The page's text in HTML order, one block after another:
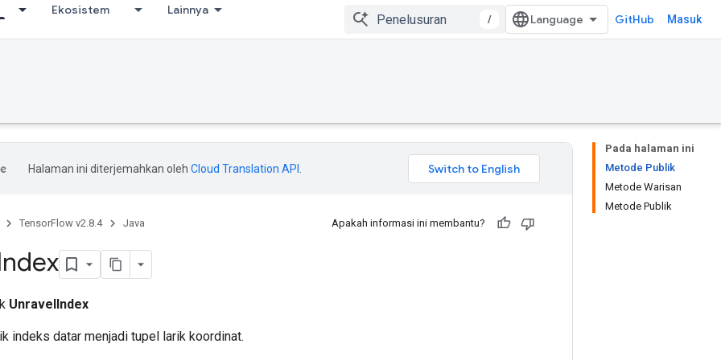
Ekosistem Lainnya
/ GitHub Masuk
Pada halaman ini
Metode Publik
Metode Warisan
Metode Publik
Halaman ini diterjemahkan oleh Cloud Translation API
TensorFlow v2.8.4 Java Apakah informasi ini membantu?
UnravelIndex
indeks datar menjadi tupel larik koordinat.